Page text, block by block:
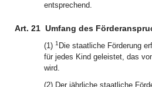
entsprechend.
Art. 21 Umfang des
(1) 1 Die staatliche Förderung
für jedes Kind geleistet, das
wird.
(2) Der jährliche staatliche